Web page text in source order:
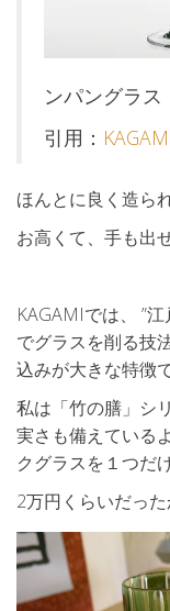
ンパングラ
引用：
ほんとに良く造ら
お高くて、手も出
KAGAMIでは、 ”
でグラスを削る技
込みが大きな特徴
私は「竹の膳」シ
実さも備えている
クグラスを１つだ
2万円くらいだっ